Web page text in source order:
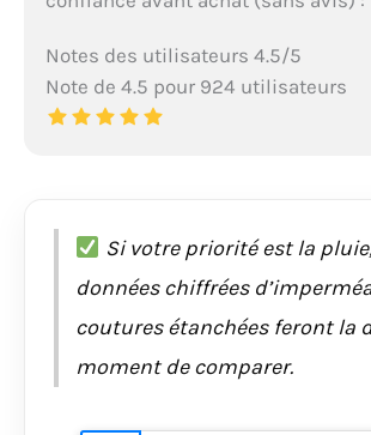
Notes des utilisateurs 4.5/5
Note de 4.5 pour 924 utilisateurs
Si votre priorité est la
données chiffrées
coutures étanchées feront la
moment de comparer.